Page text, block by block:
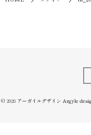
© 2026 アーガイルデザイン Argyle